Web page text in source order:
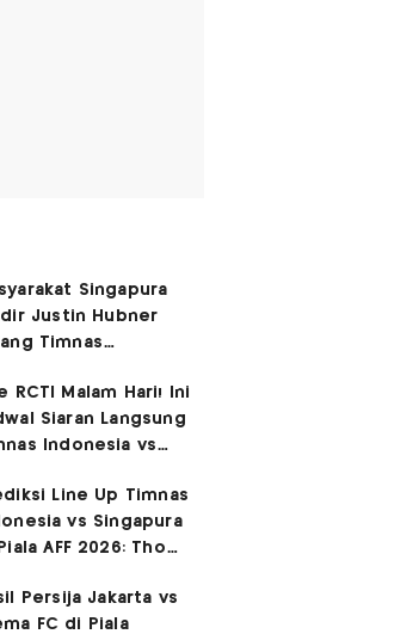
Singapura
Justin Hubner
Timnas
olah Lahir di
Kumuh
Barat!
RCTI Malam Hari! Ini
Siaran Langsung
Indonesia vs
Line Up Timnas
vs Singapura
AFF 2026: Thom
Persija Jakarta vs
FC di Piala